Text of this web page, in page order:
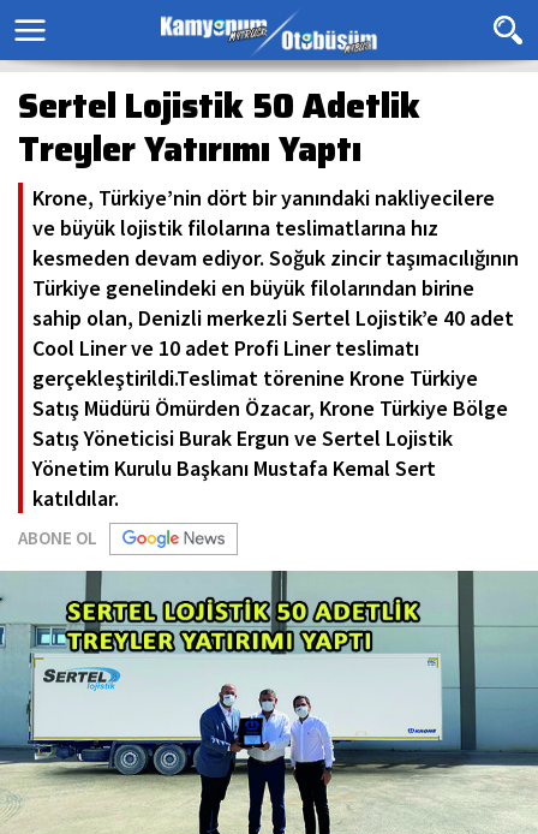
Sertel Lojistik 50 Adetlik
Treyler Yatırımı Yaptı
Krone, Türkiye’nin dört bir yanındaki nakliyecilere
ve büyük lojistik filolarına teslimatlarına hız
kesmeden devam ediyor. Soğuk zincir taşımacılığının
Türkiye genelindeki en büyük filolarından birine
sahip olan, Denizli merkezli Sertel Lojistik’e 40 adet
Cool Liner ve 10 adet Profi Liner teslimatı
gerçekleştirildi.Teslimat törenine Krone Türkiye
Satış Müdürü Ömürden Özacar, Krone Türkiye Bölge
Satış Yöneticisi Burak Ergun ve Sertel Lojistik
Yönetim Kurulu Başkanı Mustafa Kemal Sert
katıldılar.
ABONE OL